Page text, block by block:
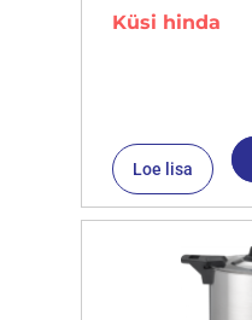
Küsi hinda
Loe lisa